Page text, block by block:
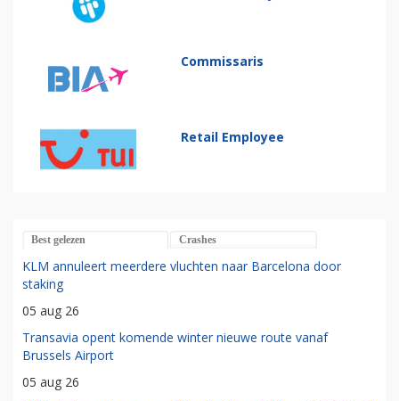
Commissaris
Retail Employee
Best gelezen Crashes
KLM annuleert meerdere vluchten naar Barcelona door
staking
05 aug 26
Transavia opent komende winter nieuwe route vanaf
Brussels Airport
05 aug 26